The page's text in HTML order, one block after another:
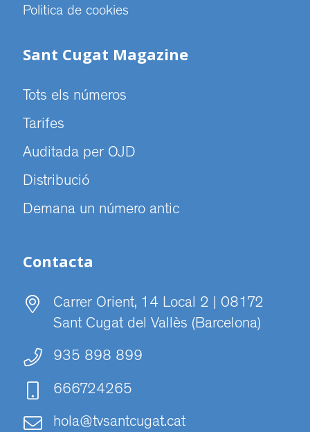
Politica de cookies
Sant Cugat Magazine
Tots els números
Tarifes
Auditada per OJD
Distribució
Demana un número antic
Contacta
Carrer Orient, 14 Local 2 | 08172
Sant Cugat del Vallès (Barcelona)
935 898 899
666724265
hola@tvsantcugat.cat